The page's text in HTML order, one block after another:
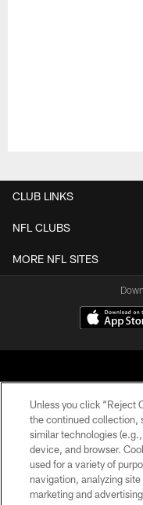
CLUB LINKS
NFL CLUBS
MORE NFL SITES
© 2026
Unless you click “Reject
the continued collection,
similar technologies
device, and browser.
used for a variety of
navigation, analyzing
marketing and